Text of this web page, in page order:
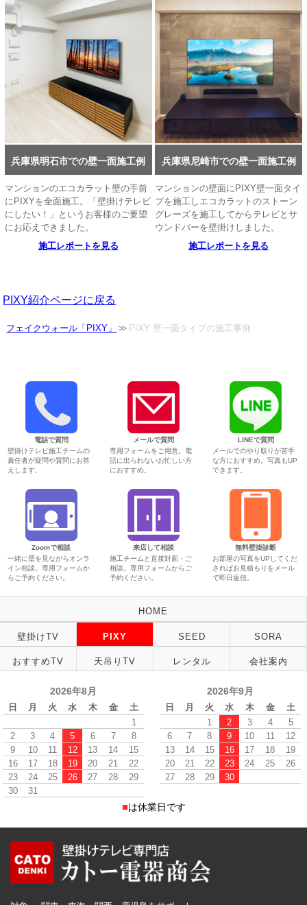
兵庫県明石市での壁一面施工例
マンションのエコカラット壁の手前
にPIXYを全面施工。「壁掛けテレビ
にしたい！」というお客様のご要望
にお応えできました。
施工レポートを見る
兵庫県尼崎市での壁一面施工例
マンションの壁面にPIXY壁一面タイ
プを施工しエコカラットのストーン
グレーズを施工してからテレビとサ
ウンドバーを壁掛けしました。
施工レポートを見る
PIXY紹介ページに戻る
フェイクウォール「PIXY」 PIXY 壁一面タイプの施工事例
電話で質問
壁掛けテレビ施工チームの
責任者が疑問や質問にお答
えします。
メールで質問
専用フォームをご用意。電
話に出られないお忙しい方
におすすめ。
LINEで質問
メールでのやり取りが苦手
な方におすすめ。写真もUP
できます。
Zoomで相談
一緒に壁を見ながらオンラ
イン相談。専用フォームか
らご予約ください。
来店して相談
施工チームと直接対面・ご
相談。専用フォームからご
予約ください。
無料壁掛診断
お部屋の写真をUPしてくだ
さればお見積もりをメール
で即日返信。
HOME
壁掛けTV PIXY SEED SORA
おすすめTV 天吊りTV レンタル 会社案内
2026年8月
日 月 火 水 木 金
土
1
2
3 4 5 6 7
8
9
10 11 12 13 14
15
16
17 18 19 20 21
22
23
24 25 26 27 28
29
30
31
2026年9月
日 月 火 水 木 金
土
1
2 3 4
5
6
7 8 9 10 11
12
13
14 15 16 17 18
19
20
21 22 23 24 25
26
27
28 29 30
■は休業日です